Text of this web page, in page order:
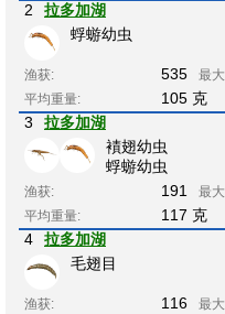
2
拉多加湖
蜉蝣幼虫
渔获: 535 最
平均重量:
105 克
3
拉多加湖
襀翅幼虫
蜉蝣幼虫
渔获: 191 最
平均重量:
117 克
4
拉多加湖
毛翅目
渔获: 116 最